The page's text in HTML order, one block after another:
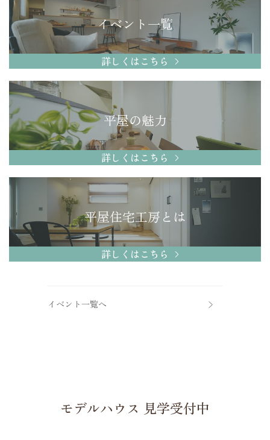
イベント一覧
詳しくはこちら
平屋の魅力
詳しくはこちら
平屋住宅工房とは
詳しくはこちら
イベント一覧へ
モデルハウス 見学受付中